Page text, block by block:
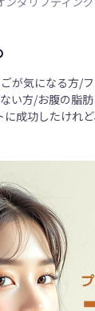
が気になる方/
い方/お腹の脂
に成功したけれ